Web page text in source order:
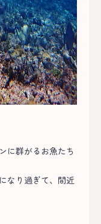
に群がるお魚たち
なり過ぎて、間近